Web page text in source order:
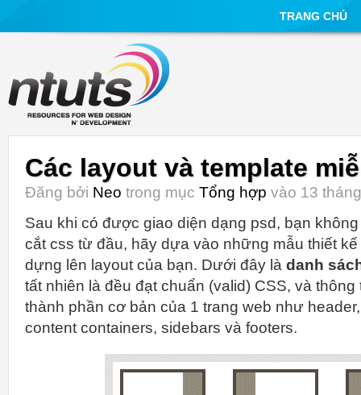
TRANG CHỦ
Các layout và template
Đăng bởi Neo trong mục Tổng hợp vào 13
Sau khi có được giao diện dạng psd, bạn
cắt css từ đầu, hãy dựa vào những mẫu thiết
dựng lên layout của bạn. Dưới đây là danh
tất nhiên là đều đạt chuẩn (valid) CSS, và
thành phần cơ bản của 1 trang web như
content containers, sidebars và footers.